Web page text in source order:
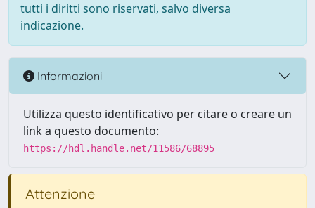
tutti i diritti sono riservati, salvo diversa
indicazione.
Informazioni
Utilizza questo identificativo per citare o creare un
link a questo documento:
https://hdl.handle.net/11586/68895
Attenzione